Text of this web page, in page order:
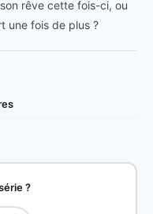
rêve cette fois-ci, ou
une fois de plus ?
?